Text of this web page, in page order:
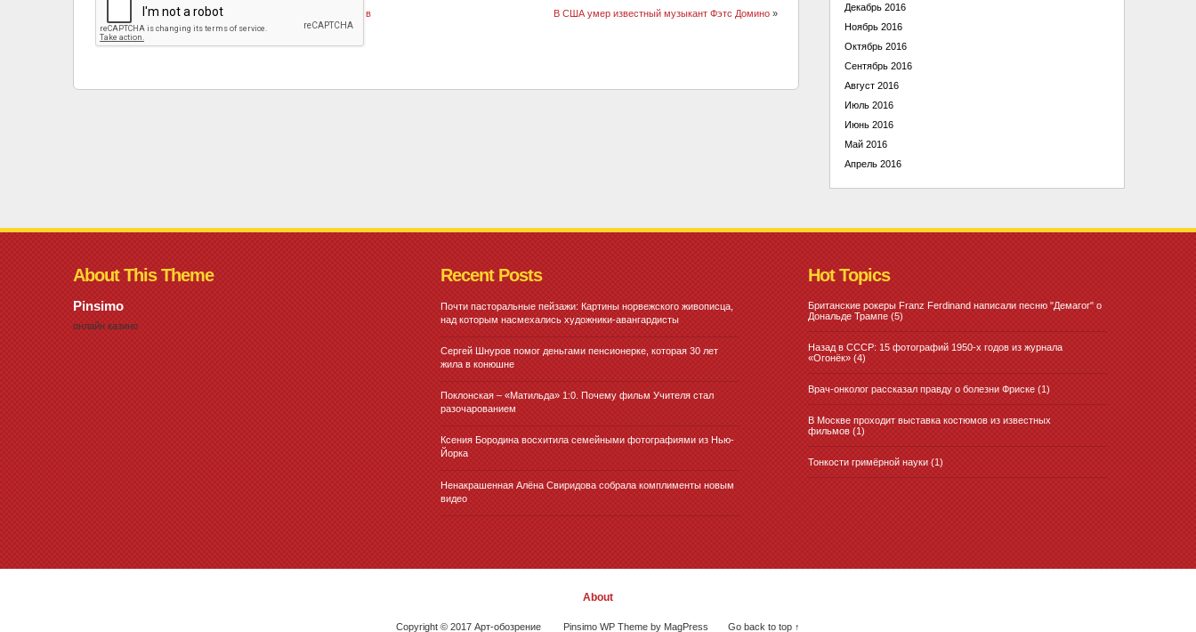
Мэрилин Мэнсон уволил бас-гитариста из-за подозрений в
изнасиловании
В США умер известный музыкант Фэтс Домино»
Декабрь 2016
Ноябрь 2016
Октябрь 2016
Сентябрь 2016
Август 2016
Июль 2016
Июнь 2016
Май 2016
Апрель 2016
About This Theme
Pinsimo
онлайн казино
Recent Posts
Почти пасторальные пейзажи: Картины норвежского живописца,
над которым насмехались художники-авангардисты
Сергей Шнуров помог деньгами пенсионерке, которая 30 лет
жила в конюшне
Поклонская – «Матильда» 1:0. Почему фильм Учителя стал
разочарованием
Ксения Бородина восхитила семейными фотографиями из Нью-
Йорка
Ненакрашенная Алёна Свиридова собрала комплименты новым
видео
Hot Topics
Британские рокеры Franz Ferdinand написали песню "Демагог" о
Дональде Трампе (5)
Назад в СССР: 15 фотографий 1950-х годов из журнала
«Огонёк» (4)
Врач-онколог рассказал правду о болезни Фриске (1)
В Москве проходит выставка костюмов из известных
фильмов (1)
Тонкости гримёрной науки (1)
About
Copyright © 2017 Арт-обозрение Pinsimo WP Theme by MagPress Go back to top ↑